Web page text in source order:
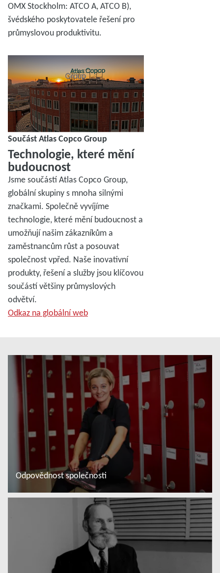
OMX Stockholm: ATCO A, ATCO B),
švédského poskytovatele řešení pro
průmyslovou produktivitu.
Součást Atlas Copco Group
Technologie, které mění
budoucnost
Jsme součástí Atlas Copco Group,
globální skupiny s mnoha silnými
značkami. Společně vyvíjíme
technologie, které mění budoucnost a
umožňují našim zákazníkům a
zaměstnancům růst a posouvat
společnost vpřed. Naše inovativní
produkty, řešení a služby jsou klíčovou
součástí většiny průmyslových
odvětví.
Odkaz na globální web
Odpovědnost společnosti